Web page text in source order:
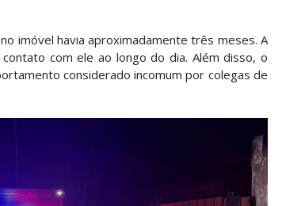
imóvel havia aproximadamente três meses. A
com ele ao longo do dia. Além disso, o
considerado incomum por colegas de